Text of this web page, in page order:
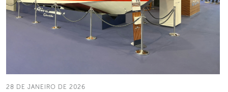
28 DE JANEIRO DE 2026